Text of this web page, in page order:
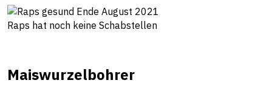
Raps hat noch keine Schabstellen
Maiswurzelbohrer